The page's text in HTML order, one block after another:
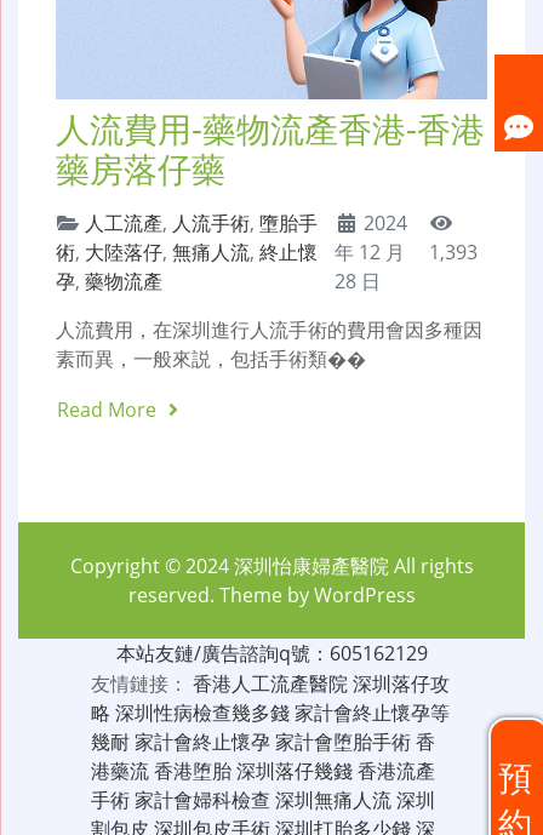
人流費用-藥物流產香港-香港
藥房落仔藥
人工流產, 人流手術, 墮胎手
術, 大陸落仔, 無痛人流, 終止懷
孕, 藥物流產
2024
年 12 月
28 日
1,393
人流費用，在深圳進行人流手術的費用會因多種因
素而異，一般來説，包括手術類��
Read More
預
約
Copyright © 2024深圳怡康婦產醫院All rights
reserved. Theme byWordPress
本站友鏈/廣告諮詢q號：605162129
友情鏈接： 香港人工流產醫院深圳落仔攻
略 深圳性病檢查幾多錢家計會終止懷孕等
幾耐家計會終止懷孕家計會堕胎手術香
港藥流香港堕胎深圳落仔幾錢香港流產
手術家計會婦科檢查 深圳無痛人流深圳
割包皮 深圳包皮手術深圳打胎多少錢深